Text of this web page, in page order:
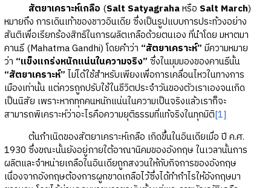
สัตยาเคราะห์เกลือ (Salt Satyagrahaหรือ Salt March)
หมายถึง การเดินเท้าของชาวอินเดีย ซึ่งเป็นรูปแบบการประท้วงอย่าง
สันติเพื่อเรียกร้องสิทธิในการผลิตเกลือด้วยตนเอง ที่นำโดย มหาตมา
คานธี (Mahatma Gandhi) โดยคำว่า “สัตยาเคราะห์” มีความหมาย
ว่า “แข็งแกร่งหนักแน่นในความจริง” ซึ่งในมุมมองของคานธีนั้น
“สัตยาเคราะห์” ไม่ได้ใช้สำหรับเพียงเพื่อการเคลื่อนไหวในทางการ
เมืองเท่านั้น แต่ควรถูกปรับใช้ในชีวิตประจำวันของตัวเราเองจนเกิด
เป็นนิสัย เพราะหากทุกคนหนักแน่นในความเป็นจริงแล้วเราก็จะ
สามารถพิเคราะห์ว่าอะไรคือความยุติธรรมที่แท้จริงในทุกมิติ[1]
ต้นกำเนิดของสัตยาเคราะห์เกลือ เกิดขึ้นในอินเดียเมื่อ ปี ค.ศ.
1930 ซึ่งขณะนั้นยังอยู่ภายใต้อาณานิคมของอังกฤษ ในเวลานั้นการ
ผลิตและจำหน่ายเกลือในอินเดียถูกสงวนให้กับกิจการของอังกฤษ
เนื่องจากอังกฤษต้องการผูกขาดเกลือไว้ซึ่งได้ทำกำไรให้อังกฤษมา